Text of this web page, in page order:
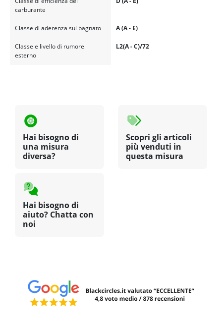
carburante
Classe di aderenza sul bagnato A (A - E)
Classe e livello di rumore
esterno
L2(A - C)/72
Hai bisogno di
una misura
diversa?
Scopri gli articoli
più venduti in
questa misura
Hai bisogno di
aiuto? Chatta con
noi